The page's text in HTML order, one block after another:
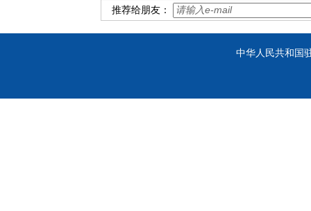
推荐给朋友：
中华人民共和国